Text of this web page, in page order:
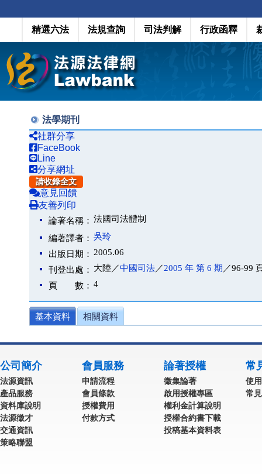
精選六法 法規查詢 司法判解 行政函釋
法學期刊
社群分享
FaceBook
Line
分享網址
請收錄全文
意見回饋
友善列印
論著名稱： 法國司法體制
編著譯者： 吳玲
出版日期： 2005.06
刊登出處： 大陸／中國司法／2005 年 第 6 期 ／96-99
頁 數： 4
基本資料 相關資料
公司簡介
法源資訊
產品服務
資料庫說明
法源徵才
交通資訊
策略聯盟
會員服務
申請流程
會員條款
授權費用
付款方式
論著授權
徵集論著
啟用授權專區
權利金計算說明
授權合約書下載
投稿基本資料表
常
使
常